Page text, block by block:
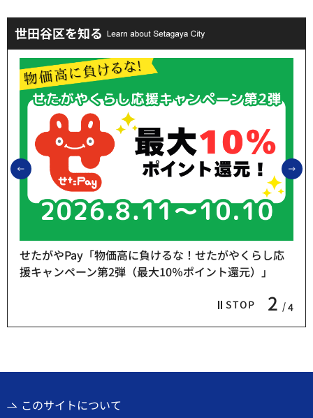
世田谷区を知る
前のスライドを表示
STOP 2 4
せたがやPay「物価高に負けるな！せたがやくらし応
援キャンペーン第2弾（最大10％ポイント還元）」
このサイトについて